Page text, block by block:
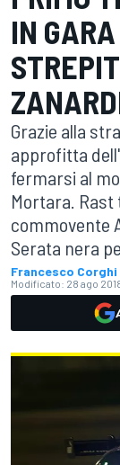
IN
Grazie alla
approfitta
fermarsi al
Mortara. Rast
commovente
Serata nera
Francesco Corghi
Modificato: 28 ago